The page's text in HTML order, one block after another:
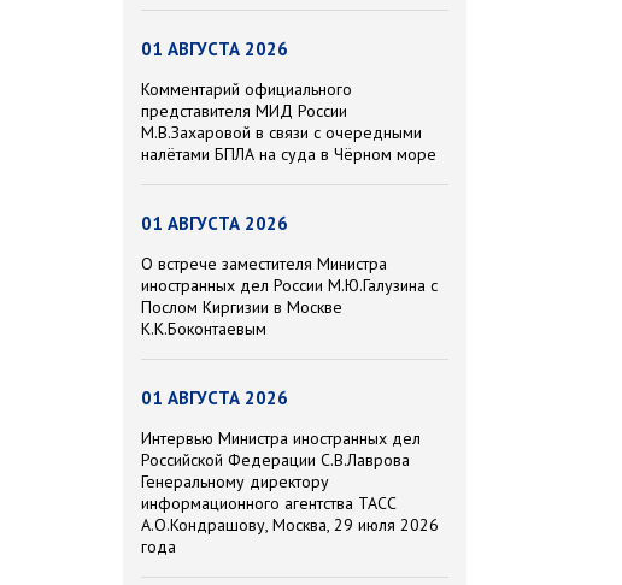
01 АВГУСТА 2026
Комментарий официального
представителя МИД России
М.В.Захаровой в связи с очередными
налётами БПЛА на суда в Чёрном море
01 АВГУСТА 2026
О встрече заместителя Министра
иностранных дел России М.Ю.Галузина с
Послом Киргизии в Москве
К.К.Боконтаевым
01 АВГУСТА 2026
Интервью Министра иностранных дел
Российской Федерации С.В.Лаврова
Генеральному директору
информационного агентства ТАСС
А.О.Кондрашову, Москва, 29 июля 2026
года